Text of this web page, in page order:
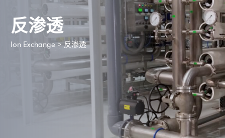
反渗透
Ion Exchange>反渗透